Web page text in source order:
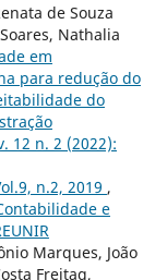
de Souza
Nathalia
em
para redução do
do
12 n. 2 (2022):
n.2, 2019 ,
e
Marques, João
Freitag,